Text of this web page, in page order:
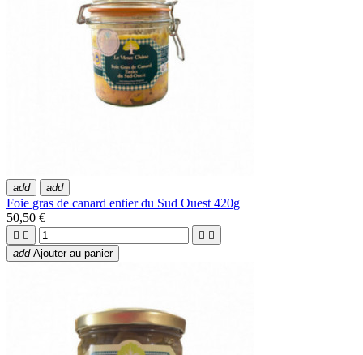
add add
Foie gras de canard entier du Sud Ouest 420g
50,50 €
   
add Ajouter au panier